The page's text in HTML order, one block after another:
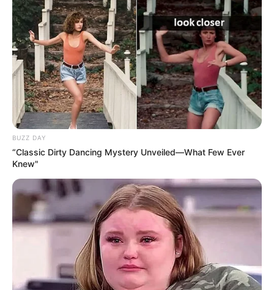
Usar exclusivamente os canais oficiais de atendimento da
Energisa é a principal orientação da distribuidora para evitar
qualquer transtorno. Os clientes devem ficar atentos e, em
casos de dúvidas e insegurança com algum contato não
oficial, não efetue pagamentos e entre em contato com a
BUZZ DAY
“Classic Dirty Dancing Mystery Unveiled—What Few Ever
Knew"